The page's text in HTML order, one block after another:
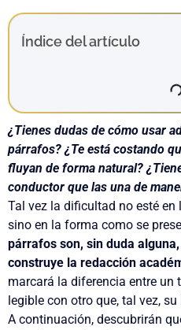
Índice del artículo
¿Tienes dudas de cómo usar
párrafos? ¿Te está costando
fluyan de forma natural?
conductor que las una de
Tal vez la dificultad no esté en
sino en la forma como se
párrafos son, sin duda
construye la redacción
marcará la diferencia entre un
legible con otro que, tal vez,
A continuación, descubrirán